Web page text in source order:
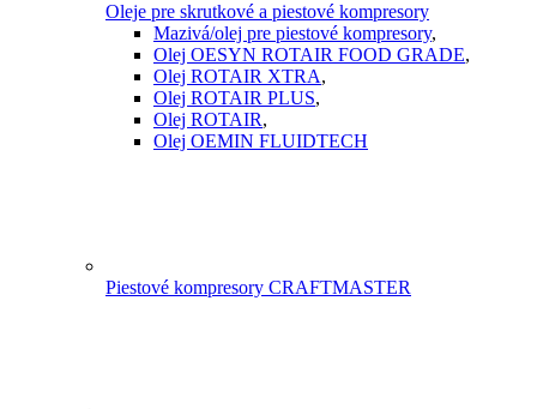
Oleje pre skrutkové a piestové kompresory
Mazivá/olej pre piestové kompresory,
Olej OESYN ROTAIR FOOD GRADE,
Olej ROTAIR XTRA,
Olej ROTAIR PLUS,
Olej ROTAIR,
Olej OEMIN FLUIDTECH
Piestové kompresory CRAFTMASTER